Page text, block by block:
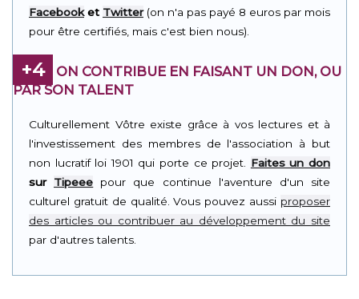
Facebooket Twitter(on n'a pas payé 8 euros par mois
pour être certifiés, mais c'est bien nous).
+4
ON CONTRIBUE EN FAISANT UN DON, OU
PAR SON TALENT
Culturellement Vôtre existe grâce à vos lectures et à
l'investissement des membres de l'association à but
non lucratif loi 1901 qui porte ce projet. Faites un don
sur Tipeee pour que continue l'aventure d'un site
culturel gratuit de qualité. Vous pouvez aussi proposer
des articles ou contribuer au développement du site
par d'autres talents.